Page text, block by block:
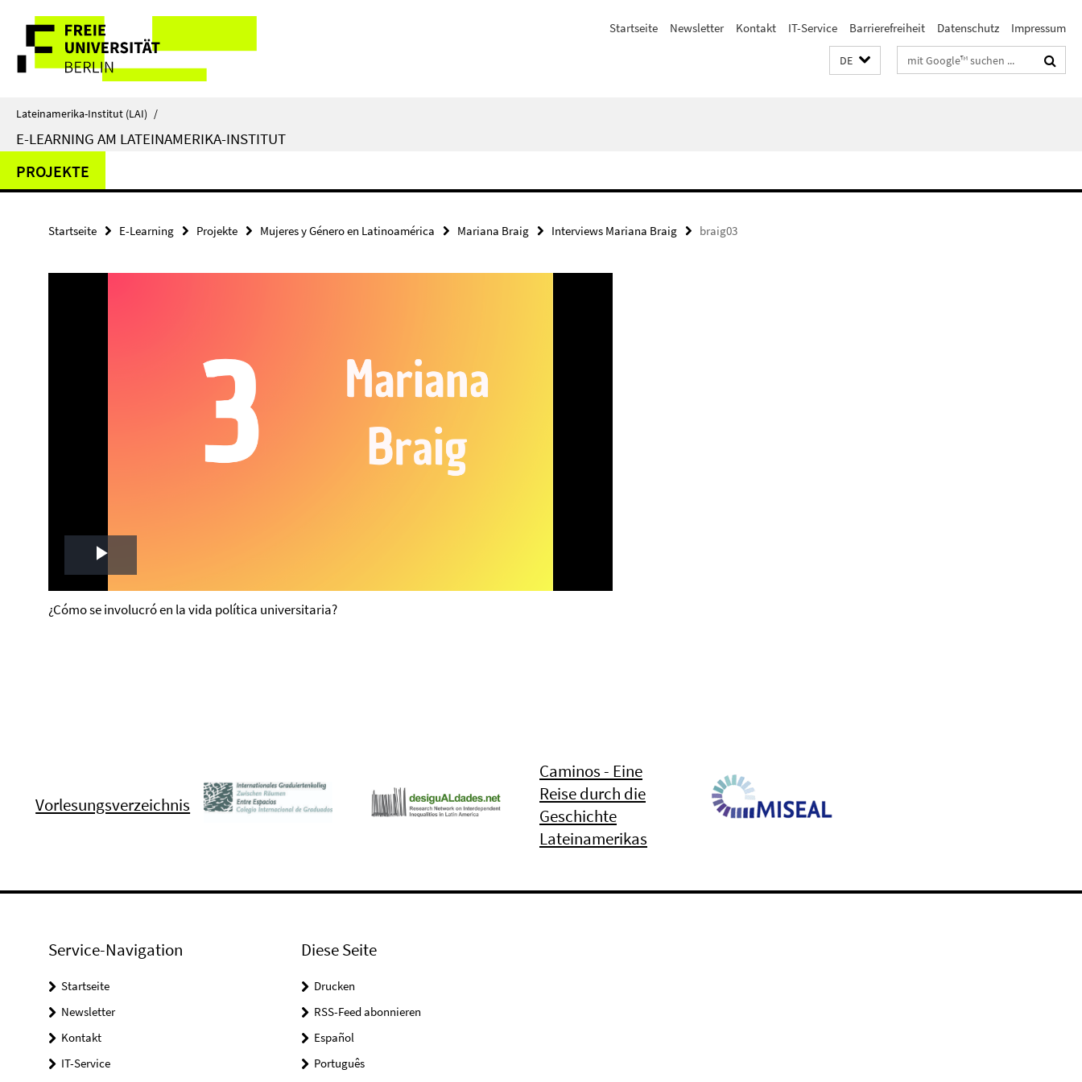
direkt
Inhalt
Service-
Navigation
Startseite Newsletter Kontakt IT-Service Barrierefreiheit Datenschutz Impressum
DE Suchbegriffe
Lateinamerika-Institut (LAI) /
E-LEARNING AM LATEINAMERIKA-INSTITUT
PROJEKTE
Startseite E-Learning Projekte Mujeres y Género en Latinoamérica Mariana Braig Interviews Mariana Braig braig03
Play
Video
¿Cómo se involucró en la vida política universitaria?
Vorlesungsverzeichnis
Caminos - Eine
Reise durch die
Geschichte
Lateinamerikas
Service-Navigation
Startseite
Newsletter
Kontakt
IT-Service
Diese Seite
Drucken
RSS-Feed abonnieren
Español
Português